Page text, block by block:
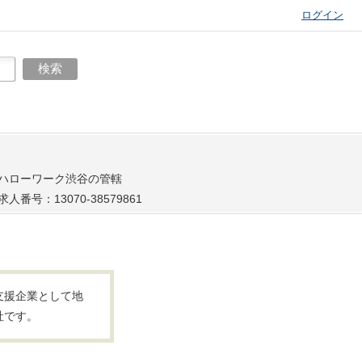
ログイン
ローワーク渋谷の管轄
人番号：13070-38579861
援企業として地
す。